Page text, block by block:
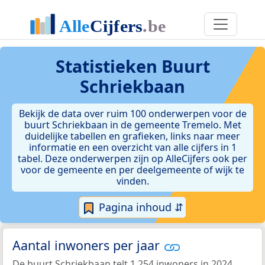
Statistieken Buurt
Schriekbaan
Bekijk de data over ruim 100 onderwerpen voor de
buurt Schriekbaan in de gemeente Tremelo. Met
duidelijke tabellen en grafieken, links naar meer
informatie en een overzicht van alle cijfers in 1
tabel. Deze onderwerpen zijn op AlleCijfers ook per
voor de gemeente en per deelgemeente of wijk te
vinden.
Pagina inhoud ⇵
Aantal inwoners per jaar